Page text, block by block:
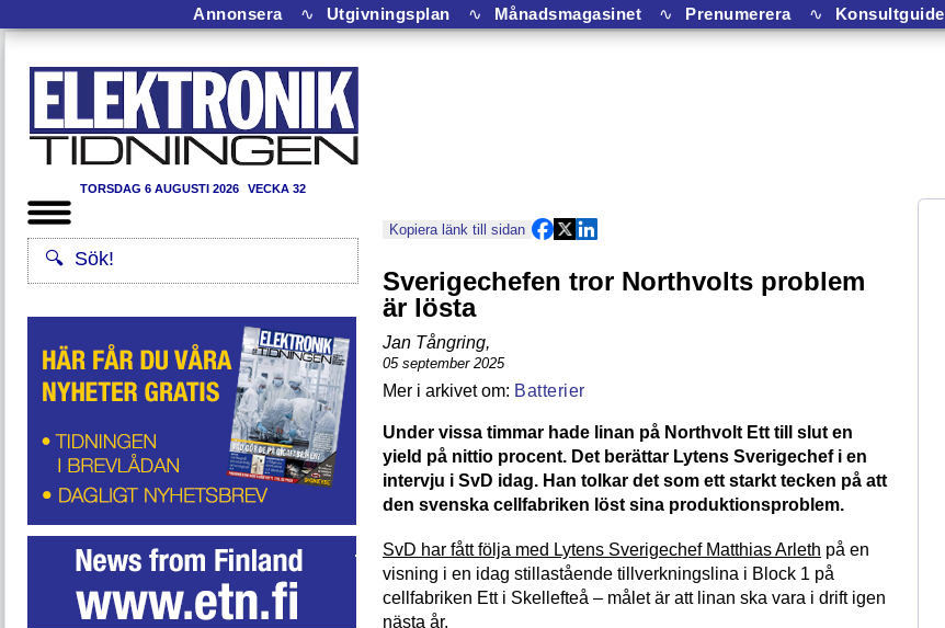
Annonsera ∿ Utgivningsplan ∿ Månadsmagasinet ∿ Prenumerera ∿ Konsultguide
TORSDAG 6 AUGUSTI 2026 VECKA 32
Kopiera länk till sidan
Sverigechefen tror Northvolts problem
är lösta
Jan Tångring,
05 september 2025
Batterier
Under vissa timmar hade linan på Northvolt Ett till slut en
yield på nittio procent. Det berättar Lytens Sverigechef i en
intervju i SvD idag. Han tolkar det som ett starkt tecken på att
den svenska cellfabriken löst sina produktionsproblem.
SvD har fått följa med Lytens Sverigechef Matthias Arleth på en
visning i en idag stillastående tillverkningslina i Block 1 på
cellfabriken Ett i Skellefteå – målet är att linan ska vara i drift igen
nästa år.